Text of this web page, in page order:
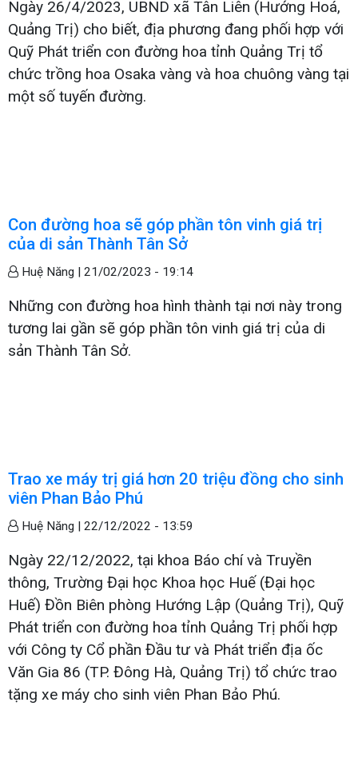
Ngày 26/4/2023, UBND xã Tân Liên (Hướng Hoá,
Quảng Trị) cho biết, địa phương đang phối hợp với
Quỹ Phát triển con đường hoa tỉnh Quảng Trị tổ
chức trồng hoa Osaka vàng và hoa chuông vàng tại
một số tuyến đường.
Con đường hoa sẽ góp phần tôn vinh giá trị
của di sản Thành Tân Sở
Huệ Năng | 21/02/2023 - 19:14
Những con đường hoa hình thành tại nơi này trong
tương lai gần sẽ góp phần tôn vinh giá trị của di
sản Thành Tân Sở.
Trao xe máy trị giá hơn 20 triệu đồng cho sinh
viên Phan Bảo Phú
Huệ Năng | 22/12/2022 - 13:59
Ngày 22/12/2022, tại khoa Báo chí và Truyền
thông, Trường Đại học Khoa học Huế (Đại học
Huế) Đồn Biên phòng Hướng Lập (Quảng Trị), Quỹ
Phát triển con đường hoa tỉnh Quảng Trị phối hợp
với Công ty Cổ phần Đầu tư và Phát triển địa ốc
Văn Gia 86 (TP. Đông Hà, Quảng Trị) tổ chức trao
tặng xe máy cho sinh viên Phan Bảo Phú.